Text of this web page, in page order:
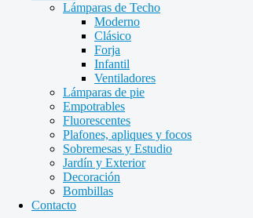
Lámparas de Techo
Moderno
Clásico
Forja
Infantil
Ventiladores
Lámparas de pie
Empotrables
Fluorescentes
Plafones, apliques y focos
Sobremesas y Estudio
Jardín y Exterior
Decoración
Bombillas
Contacto